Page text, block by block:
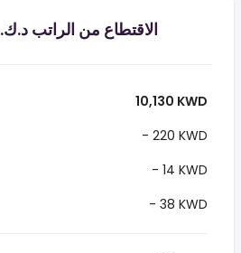
الاقتطاع من الراتب د.ك.‏١٠٬١٣٠ ‏ في الكويت
10,130 KWD
- 220 KWD
- 14 KWD
- 38 KWD